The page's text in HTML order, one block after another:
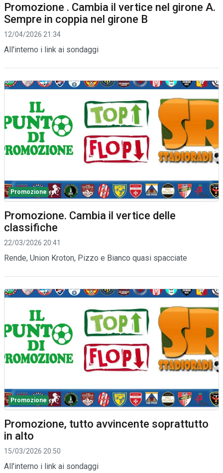
Promozione . Cambia il vertice nel girone A.
Sempre in coppia nel girone B
12/04/2026 21:34
All'interno i link ai sondaggi
Promozione
Promozione. Cambia il vertice delle
classifiche
22/03/2026 20:41
Rende, Union Kroton, Pizzo e Bianco quasi spacciate
Promozione
Promozione, tutto avvincente soprattutto
in alto
15/03/2026 20:50
All'interno i link ai sondaggi